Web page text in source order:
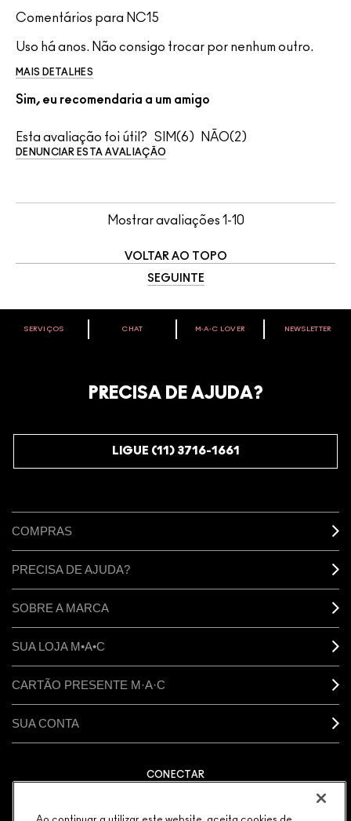
Comentários para NC15
Uso há anos. Não consigo trocar por nenhum outro.
MAIS DETALHES
Sim, eu recomendaria a um amigo
Esta avaliação foi útil? 6 2
DENUNCIAR ESTA AVALIAÇÃO
Mostrar avaliações 1-10
VOLTAR AO TOPO
SEGUINTE
VOCÊ É M·A·C LOVER?
começando com 10% de desconto na sua próxima compra.
SERVIÇOS CHAT M∙A∙C LOVER NEWSLETTER
PRECISA DE AJUDA?
LIGUE (11) 3716-1661
COMPRAS
PRECISA DE AJUDA?
SOBRE A MARCA
SUA LOJA M•A•C
CARTÃO PRESENTE M·A·C
SUA CONTA
CONECTAR